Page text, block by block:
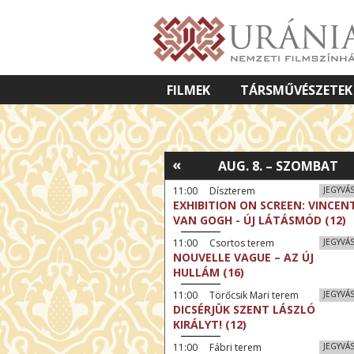
FILMEK TÁRSMŰVÉSZETEK
VETÍTETT KÉPES ELŐADÁSOK
AUG. 8. – SZOMBAT
«
11:00 Díszterem
EXHIBITION ON SCREEN:
VAN GOGH - ÚJ LÁTÁSMÓD (12)
11:00 Csortos terem
NOUVELLE VAGUE – AZ ÚJ
HULLÁM (16)
11:00 Törőcsik Mari terem
DICSÉRJÜK SZENT LÁSZLÓ
KIRÁLYT! (12)
11:00 Fábri terem